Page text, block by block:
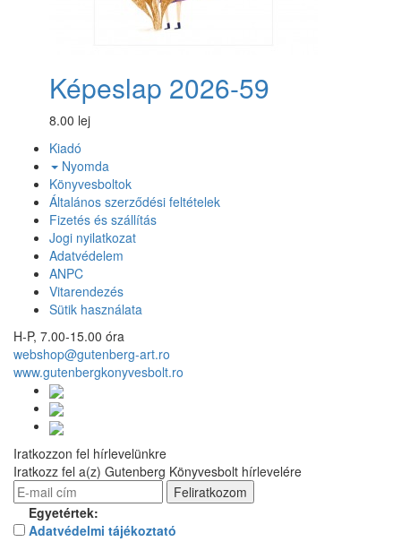
Képeslap 2026-59
8.00 lej
Kiadó
Nyomda
Könyvesboltok
Általános szerződési feltételek
Fizetés és szállítás
Jogi nyilatkozat
Adatvédelem
ANPC
Vitarendezés
Sütik használata
H-P, 7.00-15.00 óra
webshop@gutenberg-art.ro
www.gutenbergkonyvesbolt.ro
Iratkozzon fel hírlevelünkre
Iratkozz fel a(z) Gutenberg Könyvesbolt hírlevelére
Egyetértek:
Adatvédelmi tájékoztató